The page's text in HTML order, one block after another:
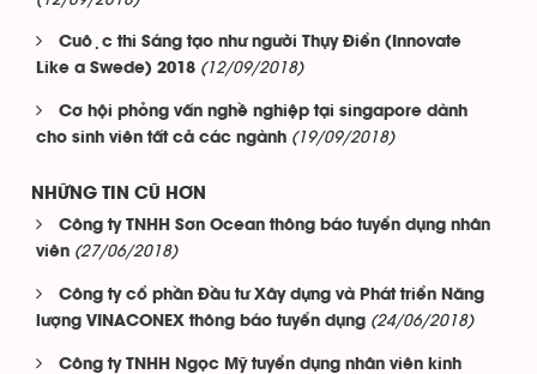
Cuộc thi Sáng tạo như người Thụy Điển (Innovate
Like a Swede) 2018 (12/09/2018)
Cơ hội phỏng vấn nghề nghiệp tại singapore dành
cho sinh viên tất cả các ngành (19/09/2018)
NHỮNG TIN CŨ HƠN
Công ty TNHH Sơn Ocean thông báo tuyển dụng nhân
viên (27/06/2018)
Công ty cổ phần Đầu tư Xây dựng và Phát triển Năng
lượng VINACONEX thông báo tuyển dụng (24/06/2018)
Công ty TNHH Ngọc Mỹ tuyển dụng nhân viên kinh